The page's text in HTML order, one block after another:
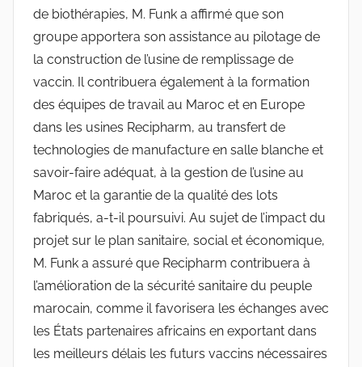
de biothérapies, M. Funk a affirmé que son
groupe apportera son assistance au pilotage de
la construction de l’usine de remplissage de
vaccin. Il contribuera également à la formation
des équipes de travail au Maroc et en Europe
dans les usines Recipharm, au transfert de
technologies de manufacture en salle blanche et
savoir-faire adéquat, à la gestion de l’usine au
Maroc et la garantie de la qualité des lots
fabriqués, a-t-il poursuivi. Au sujet de l’impact du
projet sur le plan sanitaire, social et économique,
M. Funk a assuré que Recipharm contribuera à
l’amélioration de la sécurité sanitaire du peuple
marocain, comme il favorisera les échanges avec
les États partenaires africains en exportant dans
les meilleurs délais les futurs vaccins nécessaires